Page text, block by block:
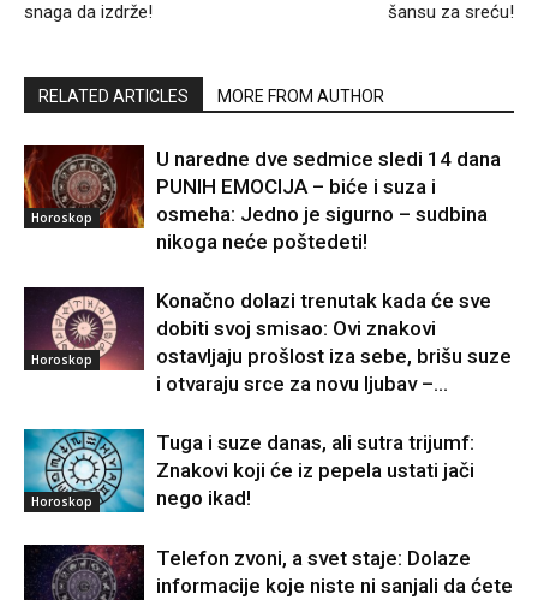
snaga da izdrže!
šansu za sreću!
RELATED ARTICLES MORE FROM AUTHOR
Horoskop
U naredne dve sedmice sledi 14 dana
PUNIH EMOCIJA – biće i suza i
osmeha: Jedno je sigurno – sudbina
nikoga neće poštedeti!
Horoskop
Konačno dolazi trenutak kada će sve
dobiti svoj smisao: Ovi znakovi
ostavljaju prošlost iza sebe, brišu suze
i otvaraju srce za novu ljubav –...
Horoskop
Tuga i suze danas, ali sutra trijumf:
Znakovi koji će iz pepela ustati jači
nego ikad!
Telefon zvoni, a svet staje: Dolaze
informacije koje niste ni sanjali da ćete